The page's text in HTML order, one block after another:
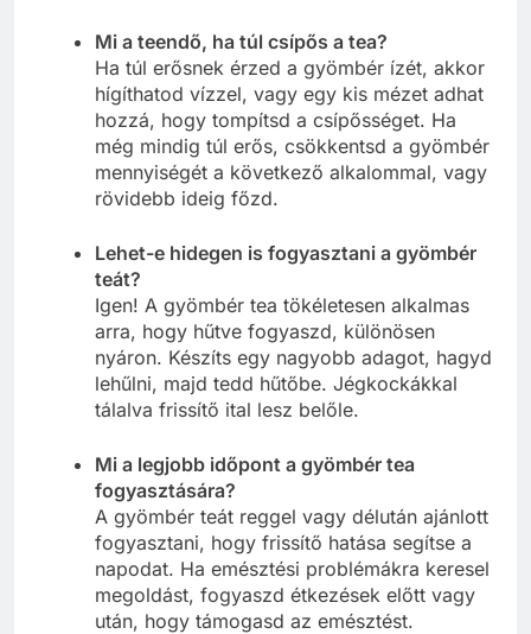
Mi a teendő, ha túl csípős a tea?
Ha túl erősnek érzed a gyömbér ízét, akkor
hígíthatod vízzel, vagy egy kis mézet adhat
hozzá, hogy tompítsd a csípősséget. Ha
még mindig túl erős, csökkentsd a gyömbér
mennyiségét a következő alkalommal, vagy
rövidebb ideig főzd.
Lehet-e hidegen is fogyasztani a gyömbér
teát?
Igen! A gyömbér tea tökéletesen alkalmas
arra, hogy hűtve fogyaszd, különösen
nyáron. Készíts egy nagyobb adagot, hagyd
lehűlni, majd tedd hűtőbe. Jégkockákkal
tálalva frissítő ital lesz belőle.
Mi a legjobb időpont a gyömbér tea
fogyasztására?
A gyömbér teát reggel vagy délután ajánlott
fogyasztani, hogy frissítő hatása segítse a
napodat. Ha emésztési problémákra keresel
megoldást, fogyaszd étkezések előtt vagy
után, hogy támogasd az emésztést.